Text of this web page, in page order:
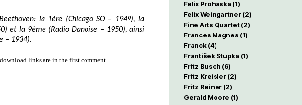
la 1ère (Chicago SO – 1949), la
et la 9ème (Radio Danoise – 1950), ainsi
– 1934).
links are in the first comment.
Felix Prohaska (1)
Felix Weingartner(2)
Fine Arts Quartet(2)
Frances Magnes (1)
Franck(4)
František Stupka (1)
Fritz Busch (6)
Fritz Kreisler(2)
Fritz Reiner(2)
Gerald Moore (1)